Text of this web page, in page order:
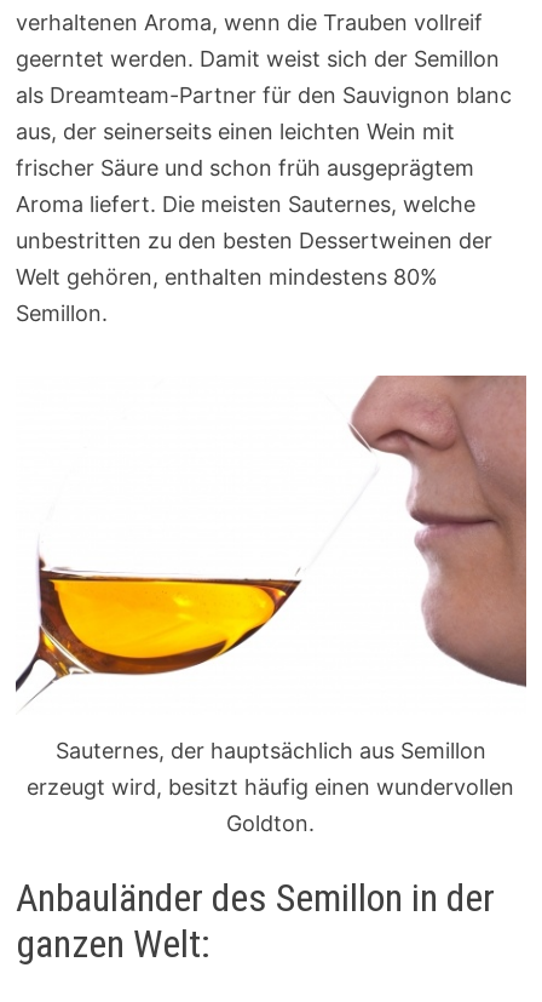
verhaltenen Aroma, wenn die Trauben vollreif
geerntet werden. Damit weist sich der Semillon
als Dreamteam-Partner für den Sauvignon blanc
aus, der seinerseits einen leichten Wein mit
frischer Säure und schon früh ausgeprägtem
Aroma liefert. Die meisten Sauternes, welche
unbestritten zu den besten Dessertweinen der
Welt gehören, enthalten mindestens 80%
Semillon.
Sauternes, der hauptsächlich aus Semillon
erzeugt wird, besitzt häufig einen wundervollen
Goldton.
Anbauländer des Semillon in der
ganzen Welt: